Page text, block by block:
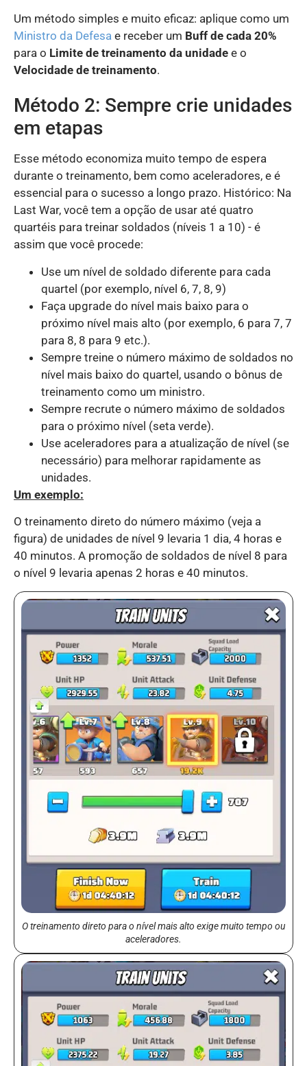
Um método simples e muito eficaz: aplique como um
Ministro da Defesa e receber um Buff de cada 20%
para o Limite de treinamento da unidade e o
Velocidade de treinamento.
Método 2: Sempre crie unidades
em etapas
Esse método economiza muito tempo de espera
durante o treinamento, bem como aceleradores, e é
essencial para o sucesso a longo prazo. Histórico: Na
Last War, você tem a opção de usar até quatro
quartéis para treinar soldados (níveis 1 a 10) - é
assim que você procede:
Use um nível de soldado diferente para cada
quartel (por exemplo, nível 6, 7, 8, 9)
Faça upgrade do nível mais baixo para o
próximo nível mais alto (por exemplo, 6 para 7, 7
para 8, 8 para 9 etc.).
Sempre treine o número máximo de soldados no
nível mais baixo do quartel, usando o bônus de
treinamento como um ministro.
Sempre recrute o número máximo de soldados
para o próximo nível (seta verde).
Use aceleradores para a atualização de nível (se
necessário) para melhorar rapidamente as
unidades.
Um exemplo:
O treinamento direto do número máximo (veja a
figura) de unidades de nível 9 levaria 1 dia, 4 horas e
40 minutos. A promoção de soldados de nível 8 para
o nível 9 levaria apenas 2 horas e 40 minutos.
O treinamento direto para o nível mais alto exige muito tempo ou
aceleradores.